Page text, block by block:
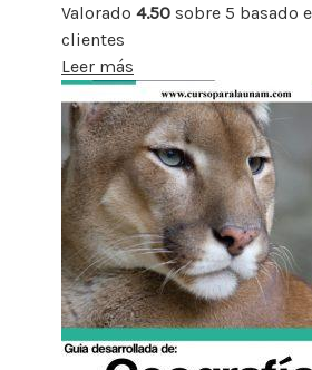
Valorado 4.50 sobre 5 basado
clientes
Leer más